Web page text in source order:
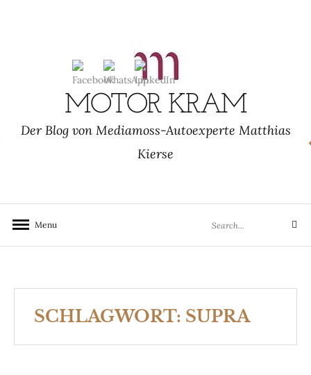
MOTOR KRAM
Der Blog von Mediamoss-Autoexperte Matthias
Kierse
Menu
for:
Search
SCHLAGWORT: SUPRA